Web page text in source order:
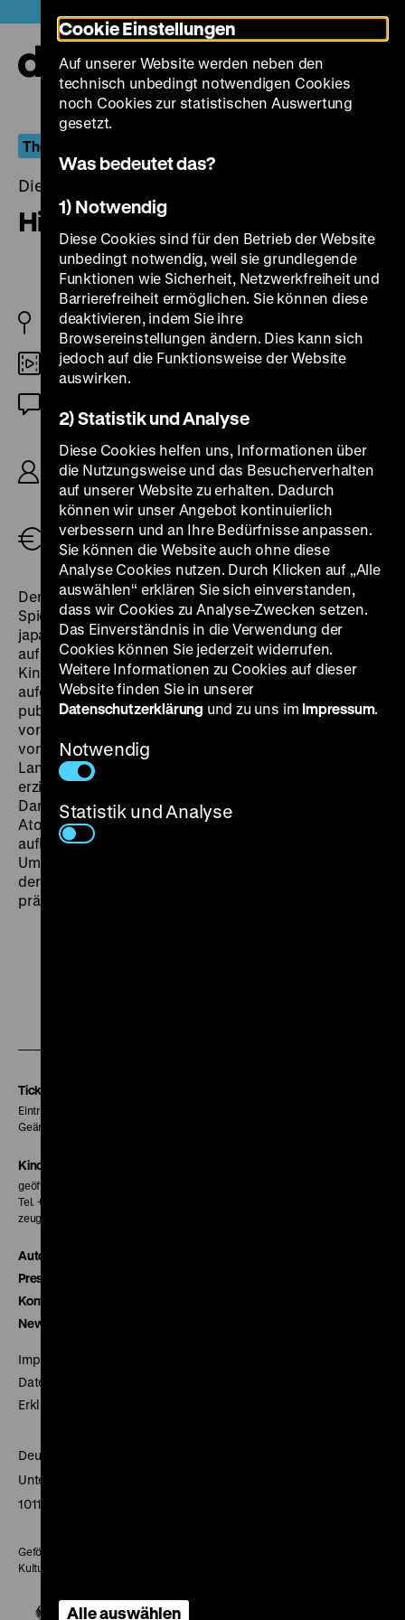
zum
Seiteninhalt
springen
The Atomic Cinema
Dienstag, 18. Januar 2022, 20.00 Uhr
Hiroshima
JP 1953
Digital HD
R: Hideo Sekigawa, B: Yasutarō Yagi, K:
Shunichirō Nakao, Susumu Urashima, D: Eiji
Okada, Yumeji Tsukioka, Yoshi Katō, Takashi
Kanda, Isuzu Yamada, 104’
Der nahezu vergessene, bereits 1953 erstaufgeführte
SpielfilmHiroshimaentstand mit Unterstützung der
japanischen Lehrervereinigung. Sein Drehbuch basiert
auf einer Sammlung von Tatsachenberichten von
Kindern, die nach dem Atombombenabwurf
aufgezeichnet und unter dem TitelGenbaku no Ko
publiziert wurden. Neben den Ereignissen unmittelbar
vor und nach der Explosion erzählt der Film aber auch
von den persönlichen und gesellschaftlichen
Langzeitfolgen. Einen dokumentarischen Effekt
erzielte der Film aufgrund des Umstands, dass viele
Darstellerinnen und Darsteller Überlebende des
Atombombenabwurfs waren. Die erst später
aufkommende Debatte über den unangemessenen
Umgang der japanischen Regierung mit den Opfern
der radioaktiven Strahlung ist in
präsent. (dk)
Tickets
Eintritt 5 €
Geänderte Preise sind im Programm vermerkt.
Kinokasse
geöffnet 30 Minuten vor Beginn der ersten Vorstellung
Tel. + 49 30 20304-770
zeughauskino@dhm.de
Autor*innen
Presse
Kontakt
Newsletter
Impressum
Datenschutz
Erklärung digitale Barrierefreiheit
Deutsches Historisches Museum
Unter den Linden 2
10117 Berlin
Gefördert mit Mitteln des Beauftragten der Bundesregierung für
Kultur und Medien
Cookie Einstellungen
Auf unserer Website werden neben den
technisch unbedingt notwendigen Cookies
noch Cookies zur statistischen Auswertung
gesetzt.
Was bedeutet das?
1) Notwendig
Diese Cookies sind für den Betrieb der Website
unbedingt notwendig, weil sie grundlegende
Funktionen wie Sicherheit, Netzwerkfreiheit und
Barrierefreiheit ermöglichen. Sie können diese
deaktivieren, indem Sie ihre
Browsereinstellungen ändern. Dies kann sich
jedoch auf die Funktionsweise der Website
auswirken.
2) Statistik und Analyse
Diese Cookies helfen uns, Informationen über
die Nutzungsweise und das Besucherverhalten
auf unserer Website zu erhalten. Dadurch
können wir unser Angebot kontinuierlich
verbessern und an Ihre Bedürfnisse anpassen.
Sie können die Website auch ohne diese
Analyse Cookies nutzen. Durch Klicken auf „Alle
auswählen“ erklären Sie sich einverstanden,
dass wir Cookies zu Analyse-Zwecken setzen.
Das Einverständnis in die Verwendung der
Cookies können Sie jederzeit widerrufen.
Weitere Informationen zu Cookies auf dieser
Website finden Sie in unserer
Datenschutzerklärung und zu uns im Impressum.
Notwendig
Statistik und Analyse
Alle auswählen